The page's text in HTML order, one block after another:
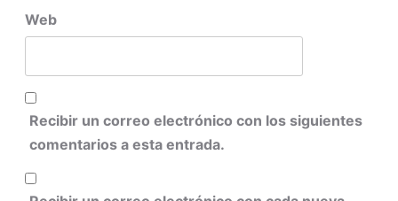
Web
Recibir un correo electrónico con los siguientes
comentarios a esta entrada.